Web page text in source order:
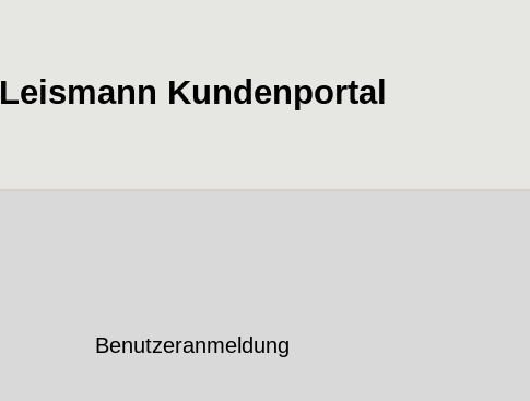
Leismann Kundenportal
Benutzeranmeldung